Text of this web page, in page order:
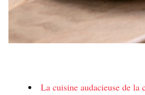
La cuisine audacieuse de la